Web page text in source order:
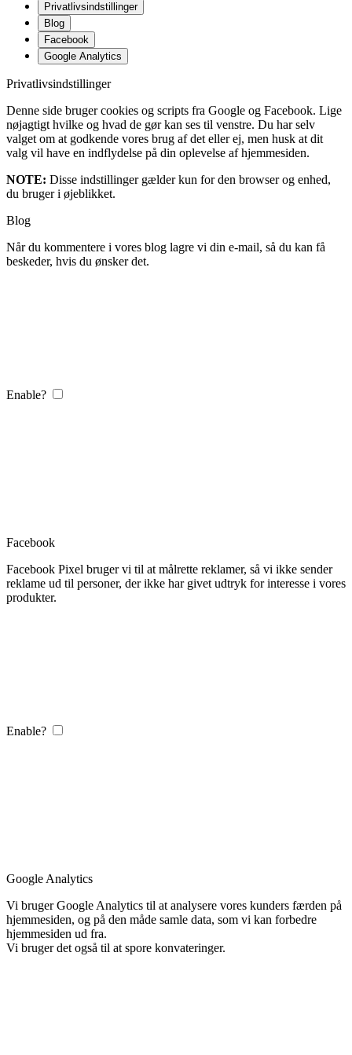
Privatlivsindstillinger
Blog
Facebook
Google Analytics
Privatlivsindstillinger
Denne side bruger cookies og scripts fra Google og Facebook. Lige
nøjagtigt hvilke og hvad de gør kan ses til venstre. Du har selv
valget om at godkende vores brug af det eller ej, men husk at dit
valg vil have en indflydelse på din oplevelse af hjemmesiden.
NOTE: Disse indstillinger gælder kun for den browser og enhed,
du bruger i øjeblikket.
Blog
Når du kommentere i vores blog lagre vi din e-mail, så du kan få
beskeder, hvis du ønsker det.
Enable?
Facebook
Facebook Pixel bruger vi til at målrette reklamer, så vi ikke sender
reklame ud til personer, der ikke har givet udtryk for interesse i vores
produkter.
Enable?
Google Analytics
Vi bruger Google Analytics til at analysere vores kunders færden på
hjemmesiden, og på den måde samle data, som vi kan forbedre
hjemmesiden ud fra.
Vi bruger det også til at spore konvateringer.